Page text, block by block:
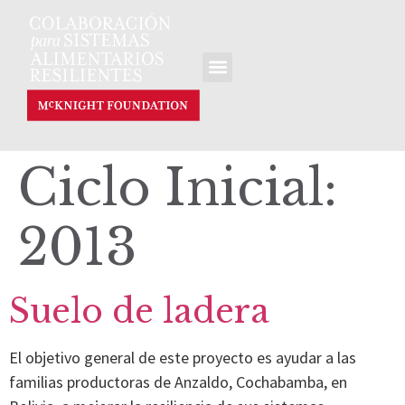
Ciclo Inicial:
2013
Suelo de ladera
El objetivo general de este proyecto es ayudar a las
familias productoras de Anzaldo, Cochabamba, en